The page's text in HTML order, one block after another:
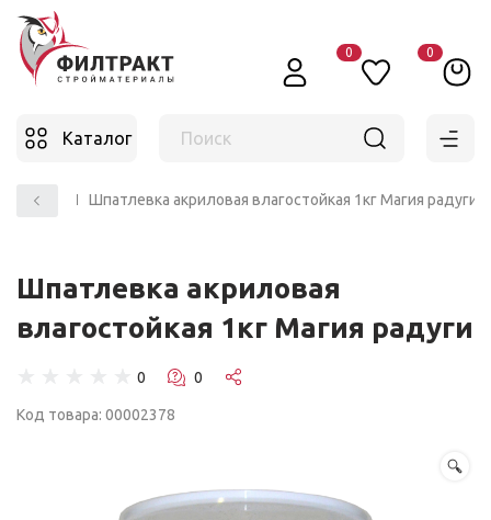
0 0
Каталог Поиск
Шпатлевка акриловая влагостойкая 1кг Магия радуги
Шпатлевка акриловая
влагостойкая 1кг Магия радуги
Код товара: 00002378